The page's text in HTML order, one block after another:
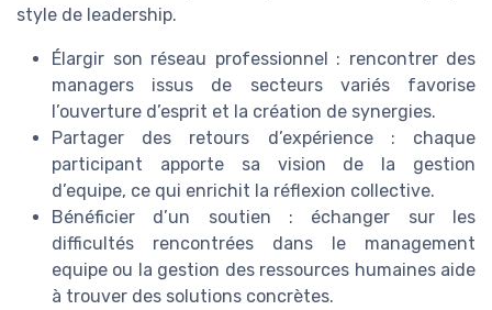
style de leadership.
Élargir son réseau professionnel : rencontrer des
managers issus de secteurs variés favorise
l’ouverture d’esprit et la création de synergies.
Partager des retours d’expérience : chaque
participant apporte sa vision de la gestion
d’equipe, ce qui enrichit la réflexion collective.
Bénéficier d’un soutien : échanger sur les
difficultés rencontrées dans le management
equipe ou la gestion des ressources humaines aide
à trouver des solutions concrètes.